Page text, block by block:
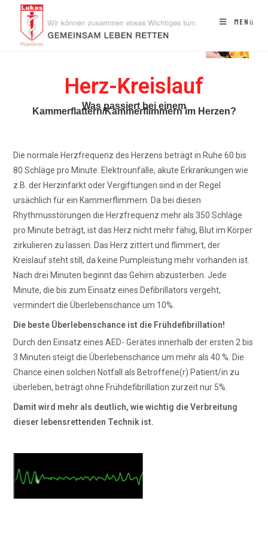
Menü
Herz-Kreislauf
Was passiert bei einem
Kammerflattern/Kammerflimmern im Herzen?
Die normale Herzfrequenz des Herzens beträgt in Ruhe 60 bis
80 Schläge pro Minute. Elektrounfälle, akute Erkrankungen wie
z.B. der Herzinfarkt oder Vergiftungen sind in der Regel
ursächlich für ein Kammerflimmern. Da bei diesen
Rhythmusstörungen die Herzfrequenz mehr als 350 Schläge
pro Minute beträgt, ist das Herz nicht mehr fähig, Blut im Körper
zirkulieren zu lassen. Das Herz zittert und flimmert, der
Kreislauf steht still, da keine Pumpleistung mehr vorhanden ist.
Nach drei Minuten beginnt das Gehirn abzusterben. Jede
Minute, die bis zum Einsatz eines Defibrillators vergeht,
vermindert die Überlebenschance um 10%.
Die beste Überlebenschance ist die Frühdefibrillation!
Durch den Einsatz eines AED- Gerätes innerhalb der ersten 2 bis
3 Minuten steigt die Überlebenschance um mehr als 40 %. Die
Chance einen solchen Notfall als Betroffene(r) Patient/in zu
überleben, beträgt ohne Frühdefibrillation zurzeit nur 5%.
Damit wird mehr als deutlich, wie wichtig die Verbreitung
dieser lebensrettenden Technik ist.